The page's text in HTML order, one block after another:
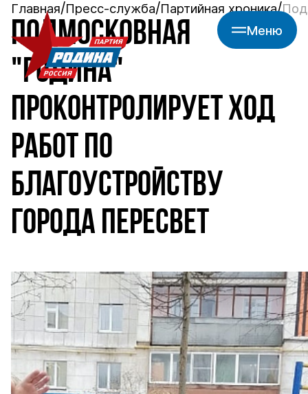
Меню
Главная Пресс-служба Партийная хроника
ПОДМОСКОВНАЯ
"РОДИНА"
ПРОКОНТРОЛИРУЕТ ХОД
РАБОТ ПО
БЛАГОУСТРОЙСТВУ
ГОРОДА ПЕРЕСВЕТ